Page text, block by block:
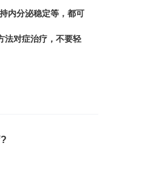
内分泌稳定等，都可
法对症治疗，不要轻